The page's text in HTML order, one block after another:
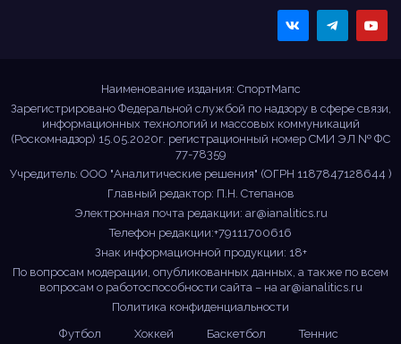
Наименование издания: СпортМапс
Зарегистрировано Федеральной службой по надзору в сфере связи,
информационных технологий и массовых коммуникаций
(Роскомнадзор) 15.05.2020г. регистрационный номер СМИ ЭЛ № ФС
77-78359
Учредитель: ООО "Аналитические решения" (ОГРН 1187847128644 )
Главный редактор: П.Н. Степанов
Электронная почта редакции: ar@ianalitics.ru
Телефон редакции:+79111700616
Знак информационной продукции: 18+
По вопросам модерации, опубликованных данных, а также по всем
вопросам о работоспособности сайта – на ar@ianalitics.ru
Политика конфиденциальности
Футбол
Хоккей Баскетбол Теннис